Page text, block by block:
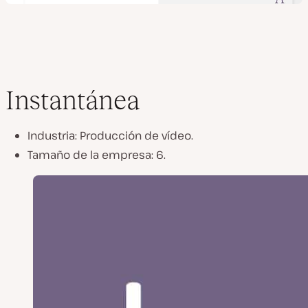
Instantánea
Industria: Producción de vídeo.
Tamaño de la empresa: 6.